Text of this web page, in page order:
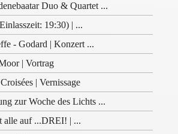
Duo & Quartet ...
19:30) | ...
‑ Godard | Konzert ...
| Vortrag
| Vernissage
zur Woche des Lichts ...
alle auf ...DREI! | ...